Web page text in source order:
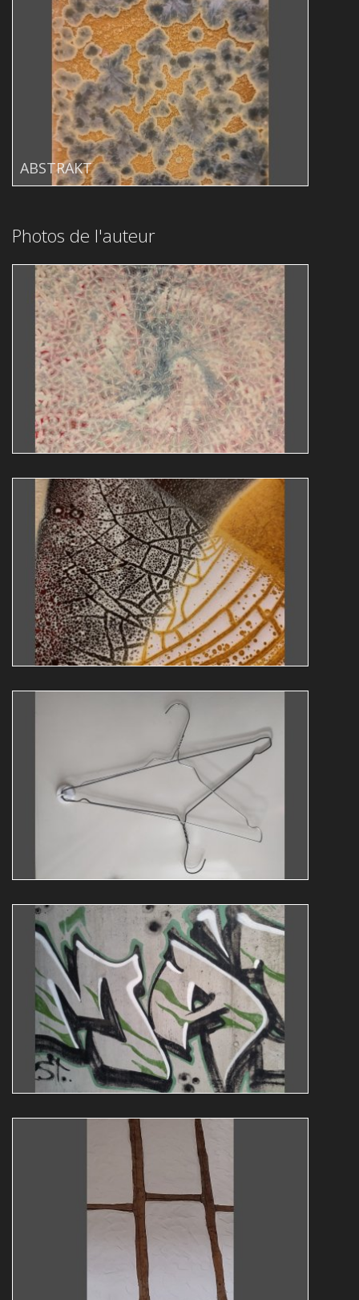
ABSTRAKT
Photos de l'auteur
Img 20231214 140217
Guy Bollendorff
abstrakt
expo
Img 20231214 140206
Guy Bollendorff
abstrakt
expo
Img 20230809 210915
Guy Bollendorff
abstrakt
expo
expo